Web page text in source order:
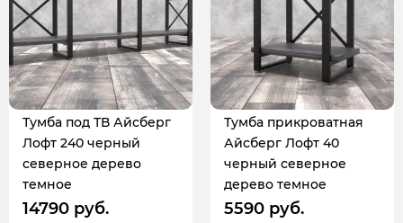
Тумба под ТВ Айсберг
Лофт 240 черный
северное дерево
темное
14790 руб.
Тумба прикроватная
Айсберг Лофт 40
черный северное
дерево темное
5590 руб.